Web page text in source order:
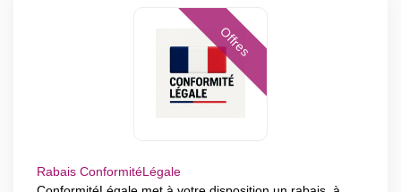
Offres
Rabais ConformitéLégale